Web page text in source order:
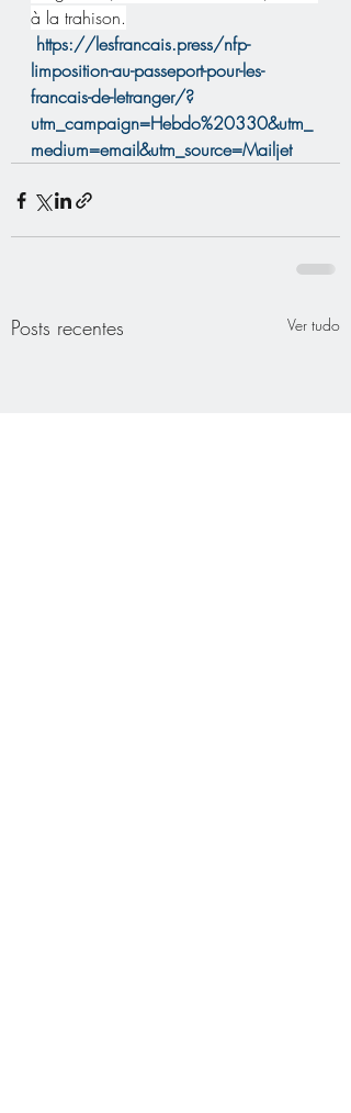
à la trahison.
https://lesfrancais.press/nfp-
limposition-au-passeport-pour-les-
francais-de-letranger/?
utm_campaign=Hebdo%20330&utm_
medium=email&utm_source=Mailjet
Posts recentes Ver tudo